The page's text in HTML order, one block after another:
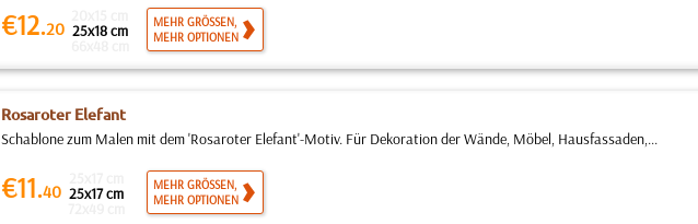
€12.20 25x18 cm
MEHR GRÖSSEN,
MEHR OPTIONEN
Rosaroter Elefant
Schablone zum Malen mit dem 'Rosaroter Elefant'-Motiv. Für Dekoration der Wände, Möbel, Hausfassaden,...
€11.40 25x17 cm
MEHR GRÖSSEN,
MEHR OPTIONEN